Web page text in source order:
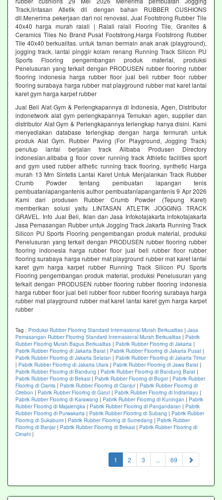
Track,lintasan Atletik dll dengan bahan RUBBER CUSHIONS
dll.Menerima pekerjaan dari nol renovasi, Jual Footstrong Rubber Tile
40x40 harga murah ralali | Ralali ralali Flooring Tile, Granites &
Ceramics Tiles No Brand Pusat Footstrong,Harga Footstrong Rubber
Tile 40x40 berkualitas. untuk taman bermain anak anak (playground),
jogging track, lantai pinggir kolam renang Running Track Silicon PU
Sports Flooring pengembangan produk material, produksi
Penelusuran yang terkait dengan PRODUSEN rubber flooring rubber
flooring indonesia harga rubber floor jual beli rubber floor rubber
flooring surabaya harga rubber mat playground rubber mat karet lantai
karet gym harga karpet rubber
Jual Beli Alat Gym & Perlengkapannya di Indonesia, Agen, Distributor
indonetwork alat gym perlengkapannya Temukan agen, supplier dan
distributor Alat Gym & Perlengkapannya terlengkap hanya disini. Kami
menyediakan database terlengkap dengan harga termurah untuk
produk Alat Gym. Rubber Paving (For Playground, Jogging Track)
penutup lantai berjalan track Alibaba Produsen Directory
indonesian.alibaba g floor cover running track Athletic facilities sport
and gym used rubber althetic running track flooring, synthetic Harga
murah 13 Mm Sintetis Lantai Karet Untuk Menjalankan Track Rubber
Crumb Powder tentang pembuatan lapangan tenis
pembuatanlapangantenis author pembuatanlapangantenis 9 Apr 2026
Kami dari produsen Rubber Crumb Powder (Tepung Karet)
memberikan solusi yaitu LINTASAN ATLETIK JOGGING TRACK
GRAVEL. Info Jual Beli, Iklan dan Jasa Infokotajakarta infokotajakarta
Jasa Pemasangan Rubber untuk Jogging Track Jakarta Running Track
Silicon PU Sports Flooring pengembangan produk material, produksi
Penelusuran yang terkait dengan PRODUSEN rubber flooring rubber
flooring indonesia harga rubber floor jual beli rubber floor rubber
flooring surabaya harga rubber mat playground rubber mat karet lantai
karet gym harga karpet rubber Running Track Silicon PU Sports
Flooring pengembangan produk material, produksi Penelusuran yang
terkait dengan PRODUSEN rubber flooring rubber flooring indonesia
harga rubber floor jual beli rubber floor rubber flooring surabaya harga
rubber mat playground rubber mat karet lantai karet gym harga karpet
rubber
Tag : Produksi Rubber Flooring Standard Internasional Murah Berkualitas | Jasa
Pemasangan Rubber Flooring Standard Internasional Murah Berkualitas | Pabrik
Rubber Flooring Murah Bagus Berkualitas | Pabrik Rubber Flooring di Jakarta |
Pabrik Rubber Flooring di Jakarta Barat | Pabrik Rubber Flooring di Jakarta Pusat |
Pabrik Rubber Flooring di Jakarta Selatan | Pabrik Rubber Flooring di Jakarta Timur
| Pabrik Rubber Flooring di Jakarta Utara | Pabrik Rubber Flooring di Jawa Barat |
Pabrik Rubber Flooring di Bandung | Pabrik Rubber Flooring di Bandung Barat |
Pabrik Rubber Flooring di Bekasi | Pabrik Rubber Flooring di Bogor| Pabrik Rubber
Flooring di Ciamis | Pabrik Rubber Flooring di Cianjur| Pabrik Rubber Flooring di
Cirebon | Pabrik Rubber Flooring di Garut | Pabrik Rubber Flooring di Indramayu |
Pabrik Rubber Flooring di Karawang | Pabrik Rubber Flooring di Kuningan | Pabrik
Rubber Flooring di Majalengka | Pabrik Rubber Flooring di Pangandaran | Pabrik
Rubber Flooring di Purwakarta | Pabrik Rubber Flooring di Subang | Pabrik Rubber
Flooring di Sukabumi | Pabrik Rubber Flooring di Sumedang | Pabrik Rubber
Flooring di Banjar| Pabrik Rubber Flooring di Bekasi | Pabrik Rubber Flooring di
Cimahi |
1 (current)
2 3 ... 69